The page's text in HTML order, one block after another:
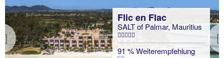
Previous
Flic en Flac
SALT of Palmar, Mauritius
91 % Weiterempfehlung